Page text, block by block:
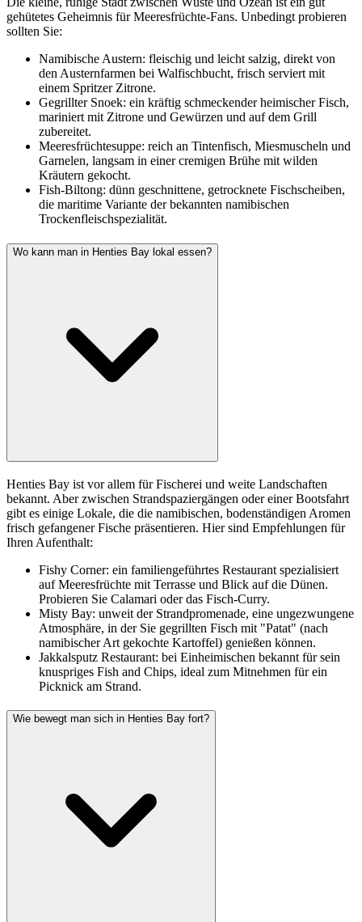
gehütetes Geheimnis für Meeresfrüchte-Fans. Unbedingt probieren
sollten Sie:
Namibische Austern: fleischig und leicht salzig, direkt von
den Austernfarmen bei Walfischbucht, frisch serviert mit
einem Spritzer Zitrone.
Gegrillter Snoek: ein kräftig schmeckender heimischer Fisch,
mariniert mit Zitrone und Gewürzen und auf dem Grill
zubereitet.
Meeresfrüchtesuppe: reich an Tintenfisch, Miesmuscheln und
Garnelen, langsam in einer cremigen Brühe mit wilden
Kräutern gekocht.
Fish-Biltong: dünn geschnittene, getrocknete Fischscheiben,
die maritime Variante der bekannten namibischen
Trockenfleischspezialität.
Wo kann man in Henties Bay lokal essen?
Henties Bay ist vor allem für Fischerei und weite Landschaften
bekannt. Aber zwischen Strandspaziergängen oder einer Bootsfahrt
gibt es einige Lokale, die die namibischen, bodenständigen Aromen
frisch gefangener Fische präsentieren. Hier sind Empfehlungen für
Ihren Aufenthalt:
Fishy Corner: ein familiengeführtes Restaurant spezialisiert
auf Meeresfrüchte mit Terrasse und Blick auf die Dünen.
Probieren Sie Calamari oder das Fisch-Curry.
Misty Bay: unweit der Strandpromenade, eine ungezwungene
Atmosphäre, in der Sie gegrillten Fisch mit "Patat" (nach
namibischer Art gekochte Kartoffel) genießen können.
Jakkalsputz Restaurant: bei Einheimischen bekannt für sein
knuspriges Fish and Chips, ideal zum Mitnehmen für ein
Picknick am Strand.
Wie bewegt man sich in Henties Bay fort?